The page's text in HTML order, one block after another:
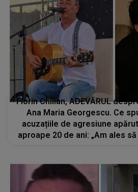
Florin Chilian, ADEVĂRUL
Ana Maria Georgescu. Ce
acuzațiile de agresiune
aproape 20 de ani: „Am ales